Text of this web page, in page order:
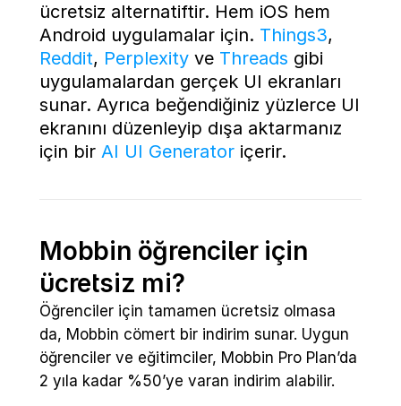
ücretsiz alternatiftir. Hem iOS hem
Android uygulamalar için. Things3
Reddit, Perplexity ve Threads gibi
uygulamalardan gerçek UI ekranları
sunar. Ayrıca beğendiğiniz yüzlerce UI
ekranını düzenleyip dışa aktarmanız
için bir AI UI Generator içerir.
Mobbin öğrenciler için
ücretsiz mi?
Öğrenciler için tamamen ücretsiz olmasa
da, Mobbin cömert bir indirim sunar. Uygun
öğrenciler ve eğitimciler, Mobbin Pro Plan’da
2 yıla kadar %50’ye varan indirim alabilir.